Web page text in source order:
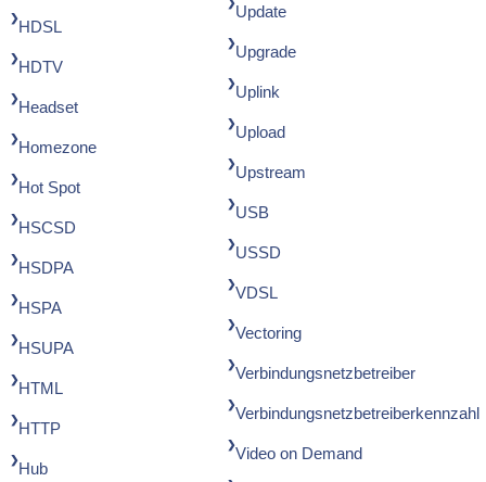
HDSL
HDTV
Headset
Homezone
Hot Spot
HSCSD
HSDPA
HSPA
HSUPA
HTML
HTTP
Hub
Update
Upgrade
Uplink
Upload
Upstream
USB
USSD
VDSL
Vectoring
Verbindungsnetzbetreiber
Verbindungsnetzbetreiberkennzahl
Video on Demand